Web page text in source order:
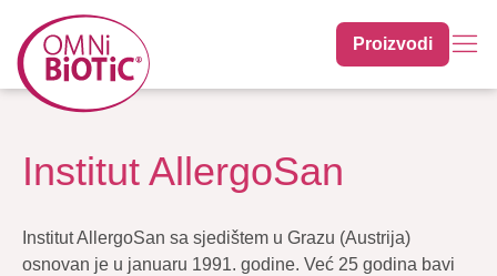
Proizvodi
Institut AllergoSan
Institut AllergoSan sa sjedištem u Grazu (Austrija)
osnovan je u januaru 1991. godine. Već 25 godina bavi